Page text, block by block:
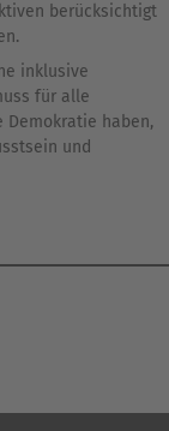
berücksichtigt
inklusive
für alle
Demokratie haben,
und